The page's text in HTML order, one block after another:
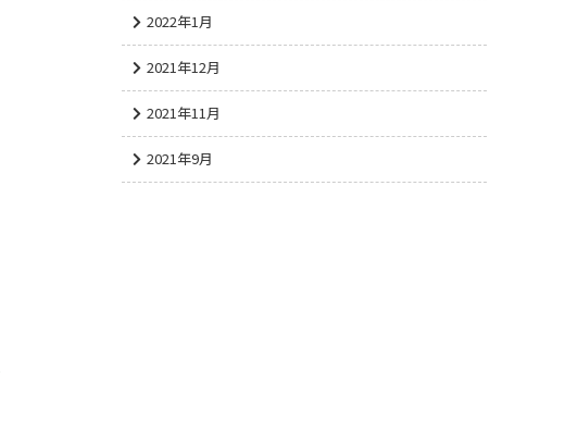
2022年1月
2021年12月
2021年11月
2021年9月